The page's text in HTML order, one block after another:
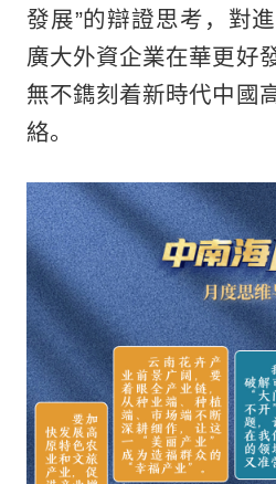
發展”的辯證思考，對
廣大外資企業在華更
無不鐫刻着新時代中國
絡。